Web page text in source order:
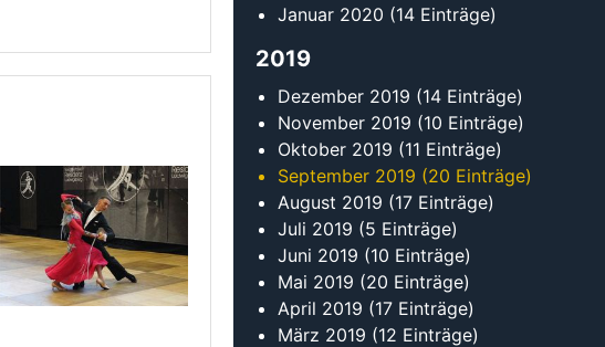
März 2019(12 Einträge)
Januar 2019
2018
Dezember 2018(9 Einträge)
November 2018(17 Einträge)
Oktober 2018(16 Einträge)
September 2018(16 Einträge)
August 2018(11 Einträge)
Juli 2018 (13 Einträge)
Juni 2018(22 Einträge)
Mai 2018(14 Einträge)